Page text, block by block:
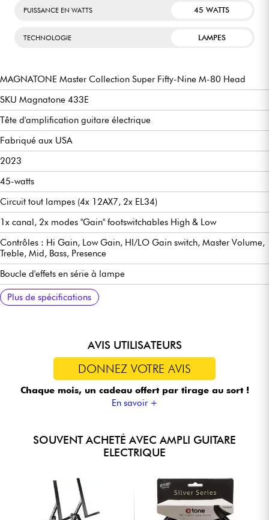
PUISSANCE EN WATTS 45 WATTS
TECHNOLOGIE LAMPES
MAGNATONE Master Collection Super Fifty-Nine M-80 Head
SKU Magnatone 433E
Tête d'amplification guitare électrique
Fabriqué aux USA
2023
45-watts
Circuit tout lampes (4x 12AX7, 2x EL34)
1x canal, 2x modes "Gain" footswitchables High & Low
Contrôles : Hi Gain, Low Gain, HI/LO Gain switch, Master Volume,
Treble, Mid, Bass, Presence
Boucle d'effets en série à lampe
Sélecteur d'impédance 4/8/16 ohms
2x sorties HP
24.49 kg
Housse de protection et pédalier de contrôle Hi/Lo Gain inclus
Manuel en anglais :
https://magnatoneusa.com/app/uploads/2018/02/
Plus de spécifications
AVIS UTILISATEURS
DONNEZ VOTRE AVIS
Chaque mois, un cadeau offert par tirage au sort !
En savoir +
SOUVENT ACHETÉ AVEC AMPLI GUITARE
ELECTRIQUE